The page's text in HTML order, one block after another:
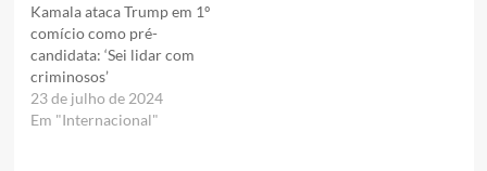
Kamala ataca Trump em 1º
comício como pré-
candidata: ‘Sei lidar com
criminosos’
23 de julho de 2024
Em "Internacional"